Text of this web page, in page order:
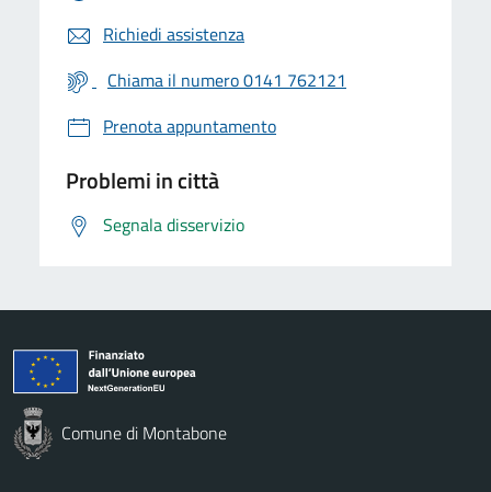
Richiedi assistenza
Chiama il numero 0141 762121
Prenota appuntamento
Problemi in città
Segnala disservizio
Comune di Montabone